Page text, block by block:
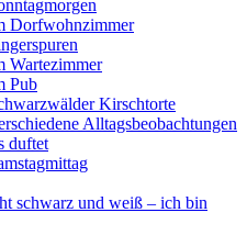
Dorfwohnzimmer
Wartezimmer
Pub
Kirschtorte
Alltagsbeobachtungen
duftet
schwarz und weiß – ich bin